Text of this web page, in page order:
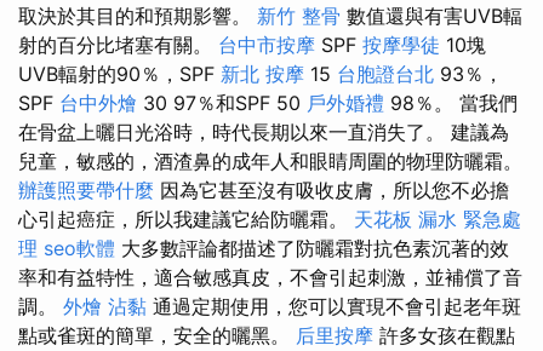
取決於其目的和預期影響。 新竹 整骨 數值還與有害UVB輻
射的百分比堵塞有關。 台中市按摩 SPF 按摩學徒 10塊
UVB輻射的90％，SPF 新北 按摩 15 台胞證台北 93％，
SPF 台中外燴 30 97％和SPF 50 戶外婚禮 98％。 當我們
在骨盆上曬日光浴時，時代長期以來一直消失了。 建議為
兒童，敏感的，酒渣鼻的成年人和眼睛周圍的物理防曬霜。
辦護照要帶什麼 因為它甚至沒有吸收皮膚，所以您不必擔
心引起癌症，所以我建議它給防曬霜。 天花板 漏水 緊急處
理 seo軟體 大多數評論都描述了防曬霜對抗色素沉著的效
率和有益特性，適合敏感真皮，不會引起刺激，並補償了音
調。 外燴 沾黏 通過定期使用，您可以實現不會引起老年斑
點或雀斑的簡單，安全的曬黑。 后里按摩 許多女孩在觀點